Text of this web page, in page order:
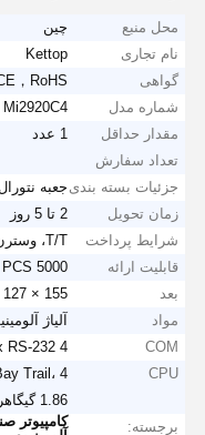
محل منبع
چین
نام تجاری
Kettop
گواهی
，RoHS
شماره مدل
Mi2920C4
مقدار حداقل
تعداد سفارش
1 عدد
جزئیات بسته بندی جعبه نتورال
زمان تحویل
2 تا 5 روز
شرایط پرداخت
T/T، وسترن یونیون، پی پال، کارت اعتباری
قابلیت ارائه
5000 PCS / ماه
بعد
155 × 127 × 48 میلی متر
مواد
آلیاژ
COM
4 x RS-232
CPU
1.86 گیگاهرتز (توربو تا 2.0 گیگاهرتز)
برجسته:
کامپیوتر